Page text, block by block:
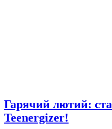
Гарячий лютий:
Teenergizer!